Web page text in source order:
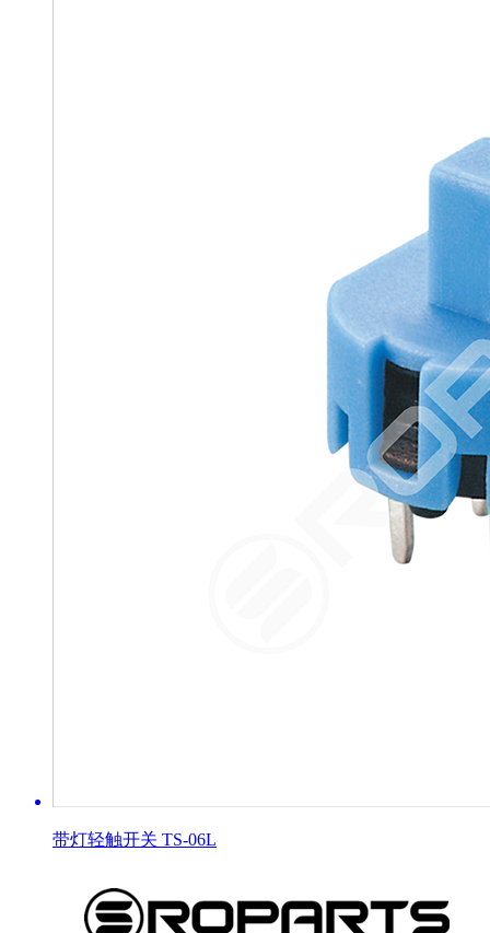
带灯轻触开关 TS-06L